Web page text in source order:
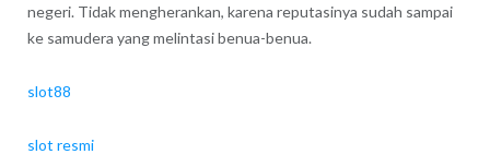
negeri. Tidak mengherankan, karena reputasinya sudah sampai
ke samudera yang melintasi benua-benua.
slot88
slot resmi